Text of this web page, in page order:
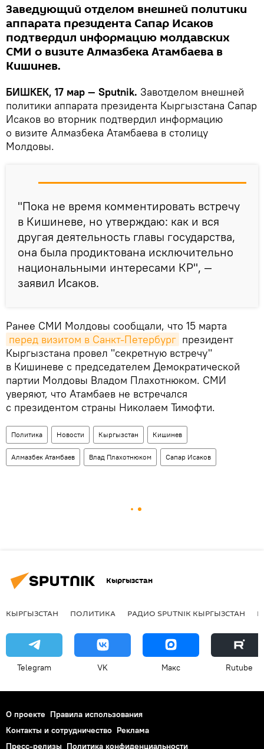
Заведующий отделом внешней политики
аппарата президента Сапар Исаков
подтвердил информацию молдавских
СМИ о визите Алмазбека Атамбаева в
Кишинев.
БИШКЕК, 17 мар — Sputnik. Завотделом внешней
политики аппарата президента Кыргызстана Сапар
Исаков во вторник подтвердил информацию
о визите Алмазбека Атамбаева в столицу
Молдовы.
"Пока не время комментировать встречу
в Кишиневе, но утверждаю: как и вся
другая деятельность главы государства,
она была продиктована исключительно
национальными интересами КР", —
заявил Исаков.
Ранее СМИ Молдовы сообщали, что 15 марта
перед визитом в Санкт-Петербург президент
Кыргызстана провел "секретную встречу"
в Кишиневе с председателем Демократической
партии Молдовы Владом Плахотнюком. СМИ
уверяют, что Атамбаев не встречался
с президентом страны Николаем Тимофти.
Политика Новости Кыргызстан Кишинев
Алмазбек Атамбаев Влад Плахотнюком Сапар Исаков
Кыргызстан
КЫРГЫЗСТАН ПОЛИТИКА РАДИО SPUTNIK КЫРГЫЗСТАН
Telegram VK Макс Rutube
О проекте Правила использования
Контакты и сотрудничество Реклама
Пресс-релизы Политика конфиденциальности